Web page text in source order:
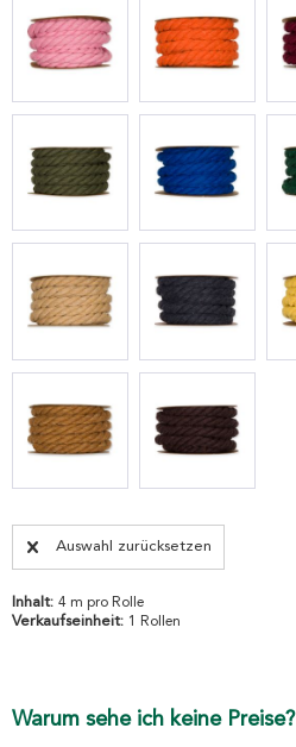
Auswahl zurücksetzen
Inhalt: 4 m pro Rolle
Verkaufseinheit: 1 Rollen
Warum sehe ich keine Preise?